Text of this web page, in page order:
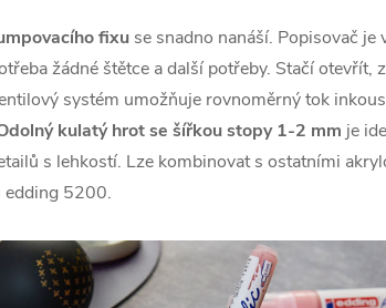
fixu se snadno nanáší. Popisovač je
žádné štětce a další potřeby. Stačí otevřít,
systém umožňuje rovnoměrný tok
kulatý hrot se šířkou stopy 1-2 mm je
s lehkostí. Lze kombinovat s ostatními
edding 5200.